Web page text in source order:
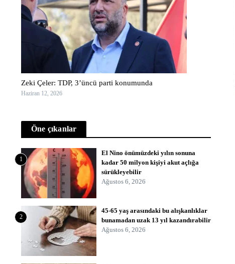
Zeki Çeler: TDP, 3’üncü parti konumunda
Haziran 12, 2026
Öne çıkanlar
1
El Nino önümüzdeki yılın sonuna
kadar 50 milyon kişiyi akut açlığa
sürükleyebilir
Ağustos 6, 2026
2
45-65 yaş arasındaki bu alışkanlıklar
bunamadan uzak 13 yıl kazandırabilir
Ağustos 6, 2026